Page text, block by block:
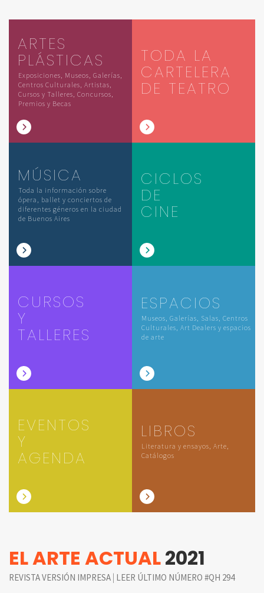
ARTES
PLÁSTICAS
Exposiciones, Museos, Galerías,
Centros Culturales, Artistas,
Cursos y Talleres, Concursos,
Premios y Becas
TODA LA
CARTELERA
DE TEATRO
MÚSICA
Toda la información sobre
ópera, ballet y conciertos de
diferentes géneros en la ciudad
de Buenos Aires
CICLOS
DE
CINE
CURSOS
Y
TALLERES
ESPACIOS
Museos, Galerías, Salas, Centros
Culturales, Art Dealers y espacios
de arte
EVENTOS
Y
AGENDA
LIBROS
Literatura y ensayos, Arte,
Catálogos
EL ARTE ACTUAL2021
REVISTA VERSIÓN IMPRESA | LEER ÚLTIMO NÚMERO #QH 294